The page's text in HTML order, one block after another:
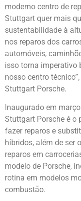
moderno centro de
Stuttgart quer mais
sustentabilidade à
nos reparos dos
automóveis,
isso torna imperativo
nosso centro
Stuttgart Porsche.
Inaugurado em
Stuttgart Porsche é o
fazer reparos e
híbridos, além de ser
reparos em
modelo de Porsche,
rotina em modelos
combustão.